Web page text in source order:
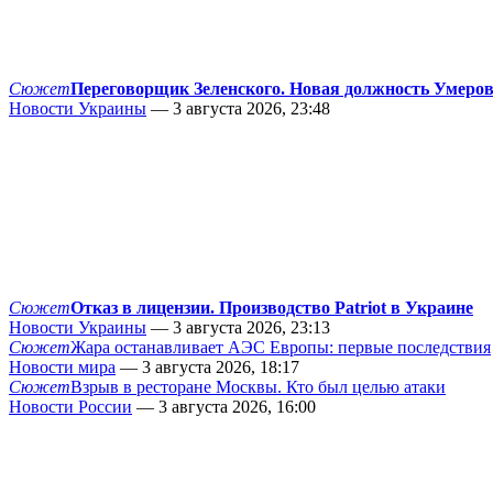
СюжетПереговорщик Зеленского. Новая должность
Новости Украины — 3 августа 2026, 23:48
СюжетОтказ в лицензии. Производство Patriot в Украине
Новости Украины — 3 августа 2026, 23:13
СюжетЖара останавливает АЭС Европы: первые последствия
Новости мира — 3 августа 2026, 18:17
СюжетВзрыв в ресторане Москвы. Кто был целью атаки
Новости России — 3 августа 2026, 16:00